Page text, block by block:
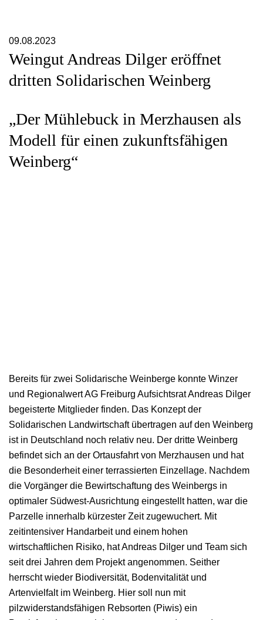
09.08.2023
Weingut Andreas Dilger eröffnet
dritten Solidarischen Weinberg
„Der Mühlebuck in Merzhausen als
Modell für einen zukunftsfähigen
Weinberg“
Bereits für zwei Solidarische Weinberge konnte Winzer
und Regionalwert AG Freiburg Aufsichtsrat Andreas Dilger
begeisterte Mitglieder finden. Das Konzept der
Solidarischen Landwirtschaft übertragen auf den Weinberg
ist in Deutschland noch relativ neu. Der dritte Weinberg
befindet sich an der Ortausfahrt von Merzhausen und hat
die Besonderheit einer terrassierten Einzellage. Nachdem
die Vorgänger die Bewirtschaftung des Weinbergs in
optimaler Südwest-Ausrichtung eingestellt hatten, war die
Parzelle innerhalb kürzester Zeit zugewuchert. Mit
zeitintensiver Handarbeit und einem hohen
wirtschaftlichen Risiko, hat Andreas Dilger und Team sich
seit drei Jahren dem Projekt angenommen. Seither
herrscht wieder Biodiversität, Bodenvitalität und
Artenvielfalt im Weinberg. Hier soll nun mit
pilzwiderstandsfähigen Rebsorten (Piwis) ein